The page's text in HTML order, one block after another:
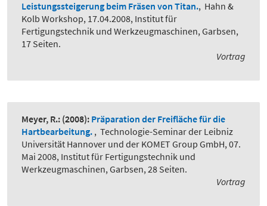
Leistungssteigerung beim Fräsen von Titan., Hahn &
Kolb Workshop, 17.04.2008, Institut für
Fertigungstechnik und Werkzeugmaschinen, Garbsen,
17 Seiten.
Vortrag
Meyer, R.: (2008): Präparation der Freifläche für die
Hartbearbeitung. , Technologie-Seminar der Leibniz
Universität Hannover und der KOMET Group GmbH, 07.
Mai 2008, Institut für Fertigungstechnik und
Werkzeugmaschinen, Garbsen, 28 Seiten.
Vortrag